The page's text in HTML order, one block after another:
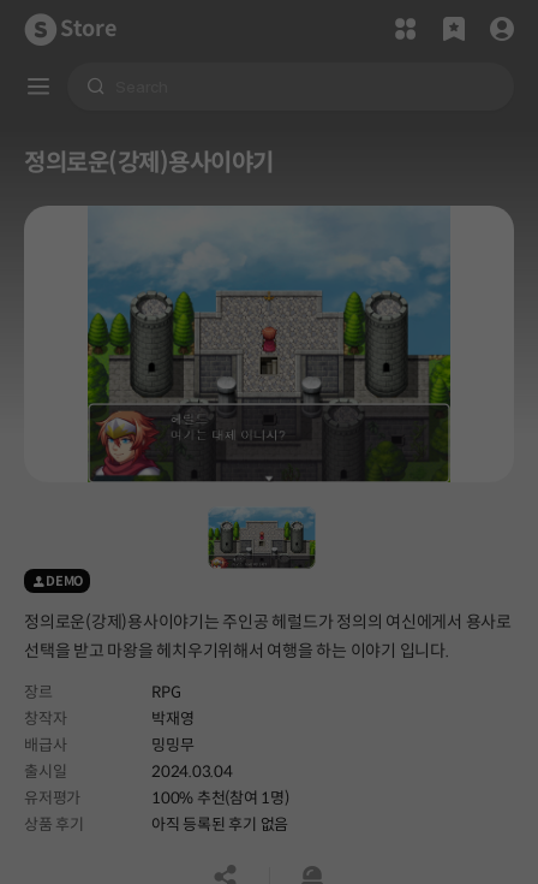
Store
정의로운(강제)용사이야기
DEMO
정의로운(강제)용사이야기는 주인공 헤럴드가 정의의 여신에게서 용사로
선택을 받고 마왕을 헤치우기위해서 여행을 하는 이야기 입니다.
장르
RPG
창작자
박재영
배급사
밍밍무
출시일
2024.03.04
유저평가
100% 추천(참여 1명)
상품 후기
아직 등록된 후기 없음
공유하기신고하기